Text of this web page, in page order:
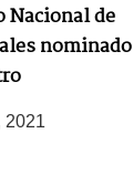
Nacional de
nominado
2021